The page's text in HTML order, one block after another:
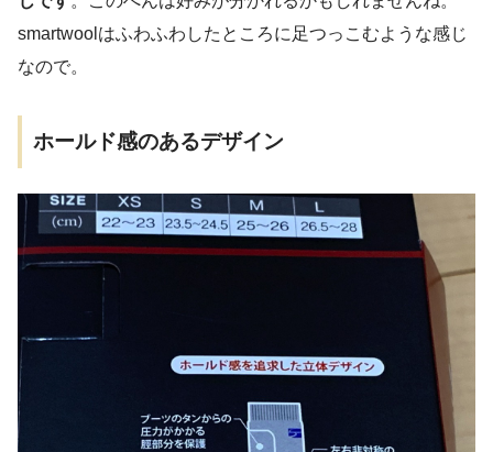
smartwoolはふわふわしたところに足つっこむような感じ
なので。
ホールド感のあるデザイン